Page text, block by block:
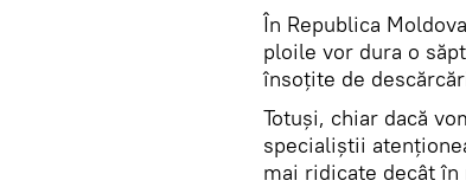
În Republica
ploile vor dura o
însoțite de
Totuși, chiar dacă
specialiștii
mai ridicate decât